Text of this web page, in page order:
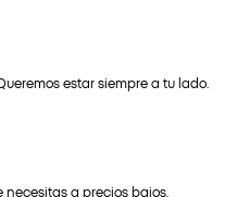
estar siempre a tu lado.
a precios bajos.